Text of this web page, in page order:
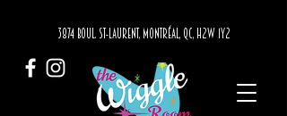
3874 BOUL. ST-LAURENT, MONTRÉAL, QC, H2W 1Y2